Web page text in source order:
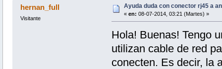
hernan_full
Visitante
Ayuda duda con conector rj45 a
« en: 08-07-2014, 03:21 (Martes) »
Hola! Buenas! Tengo
utilizan cable de red
conecten. Es decir, la